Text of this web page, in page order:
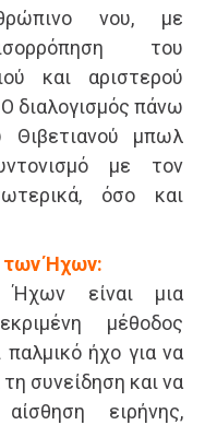
νου, με
του
και αριστερού
διαλογισμός πάνω
μπωλ
με τον
όσο και
των Ήχων:
είναι μια
μέθοδος
παλμικό ήχο για να
συνείδηση ​​και να
ειρήνης,